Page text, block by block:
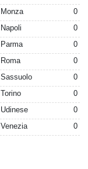
Monza
0
Napoli
0
Parma
0
Roma
0
Sassuolo
0
Torino
0
Udinese
0
Venezia
0